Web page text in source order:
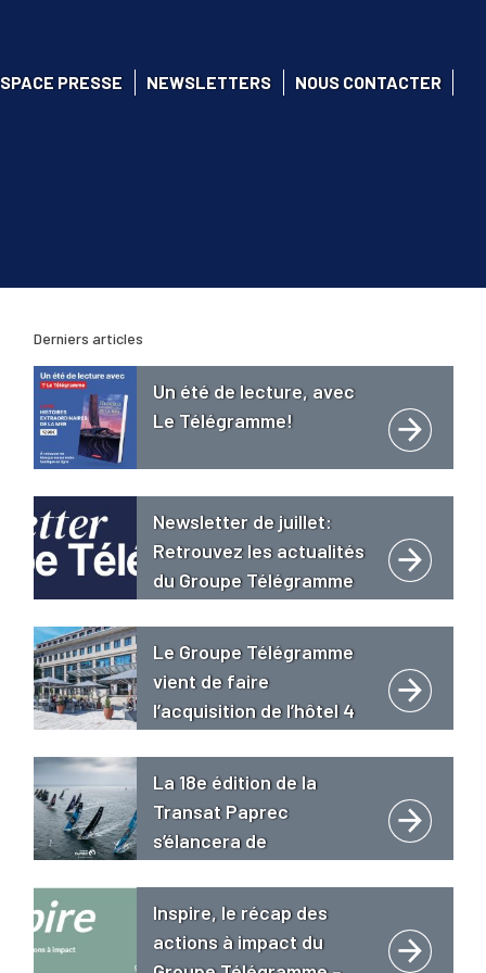
PRESSE NEWSLETTERS NOUS CONTACTER
Derniers articles
Un été de lecture, avec
Le Télégramme!
Newsletter de juillet:
Retrouvez les actualités
du Groupe Télégramme
Le Groupe Télégramme
vient de faire
l’acquisition de l’hôtel 4
Spa Golden Tulip » à
Saint-Malo intra-muros.
La 18e édition de la
Transat Paprec
s’élancera de
Inspire, le récap des
actions à impact du